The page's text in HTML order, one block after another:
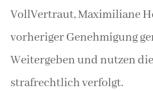
VollVertraut, Maximiliane
vorheriger Genehmigung
Weitergeben und nutzen
strafrechtlich verfolgt.